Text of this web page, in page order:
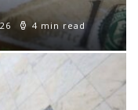
4 min read